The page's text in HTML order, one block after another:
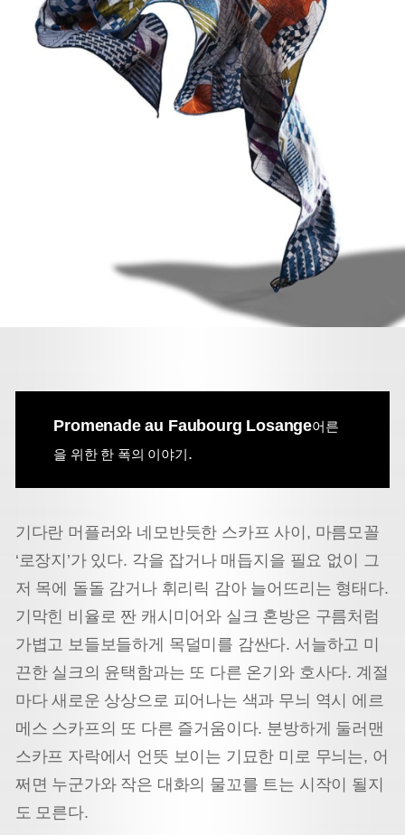
Promenade au Faubourg Losange어른
을 위한 한 폭의 이야기.
기다란 머플러와 네모반듯한 스카프 사이, 마름모꼴
‘로장지’가 있다. 각을 잡거나 매듭지을 필요 없이 그
저 목에 돌돌 감거나 휘리릭 감아 늘어뜨리는 형태다.
기막힌 비율로 짠 캐시미어와 실크 혼방은 구름처럼
가볍고 보들보들하게 목덜미를 감싼다. 서늘하고 미
끈한 실크의 윤택함과는 또 다른 온기와 호사다. 계절
마다 새로운 상상으로 피어나는 색과 무늬 역시 에르
메스 스카프의 또 다른 즐거움이다. 분방하게 둘러맨
스카프 자락에서 언뜻 보이는 기묘한 미로 무늬는, 어
쩌면 누군가와 작은 대화의 물꼬를 트는 시작이 될지
도 모른다.